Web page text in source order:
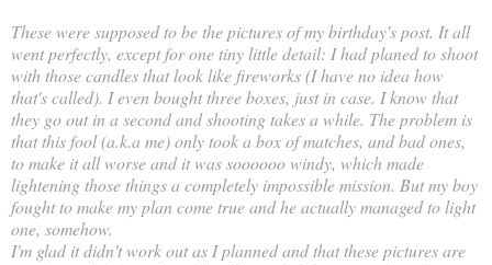
These were supposed to be the pictures of my birthday's post. It all
went perfectly, except for one tiny little detail: I had planed to shoot
with those candles that look like fireworks (I have no idea how
that's called). I even bought three boxes, just in case. I know that
they go out in a second and shooting takes a while. The problem is
that this fool (a.k.a me) only took a box of matches, and bad ones,
to make it all worse and it was soooooo windy, which made
lightening those things a completely impossible mission. But my boy
fought to make my plan come true and he actually managed to light
one, somehow.
I'm glad it didn't work out as I planned and that these pictures are